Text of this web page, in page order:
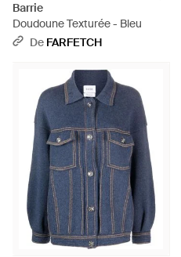
Barrie
Doudoune Texturée - Bleu
De FARFETCH